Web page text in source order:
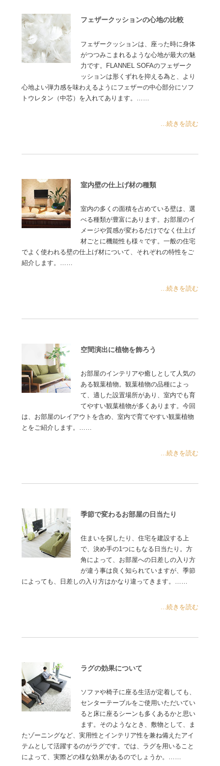
フェザークッションの心地の比較
フェザークッションは、座った時に身体
がつつみこまれるような心地が最大の魅
力です。FLANNEL SOFAのフェザーク
ッションは形くずれを抑える為と、より
心地よい弾力感を味わえるようにフェザーの中心部分にソフ
トウレタン（中芯）を入れてあります。……
...続きを読む
室内壁の仕上げ材の種類
室内の多くの面積を占めている壁は、選
べる種類が豊富にあります。お部屋のイ
メージや質感が変わるだけでなく仕上げ
材ごとに機能性も様々です。一般の住宅
でよく使われる壁の仕上げ材について、それぞれの特性をご
紹介します。……
...続きを読む
空間演出に植物を飾ろう
お部屋のインテリアや癒しとして人気の
ある観葉植物。観葉植物の品種によっ
て、適した設置場所があり、室内でも育
てやすい観葉植物が多くあります。今回
は、お部屋のレイアウトを含め、室内で育てやすい観葉植物
とをご紹介します。……
...続きを読む
季節で変わるお部屋の日当たり
住まいを探したり、住宅を建設する上
で、決め手の1つにもなる日当たり。方
角によって、お部屋への日差しの入り方
が違う事は良く知られていますが、季節
によっても、日差しの入り方はかなり違ってきます。……
...続きを読む
ラグの効果について
ソファや椅子に座る生活が定着しても、
センターテーブルをご使用いただいてい
ると床に座るシーンも多くあるかと思い
ます。そのようなとき、敷物として、ま
たゾーニングなど、実用性とインテリア性を兼ね備えたアイ
テムとして活躍するのがラグです。では、ラグを用いること
によって、実際どの様な効果があるのでしょうか。……